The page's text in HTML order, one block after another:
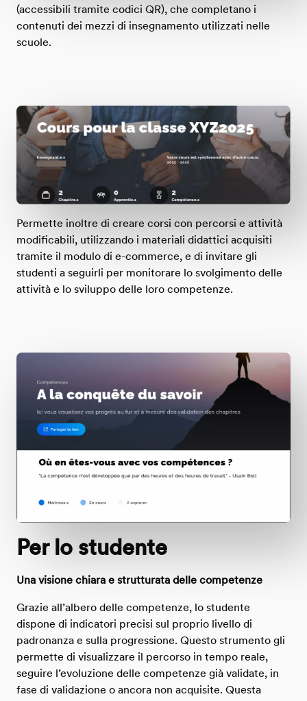
(accessibili tramite codici QR), che completano i
contenuti dei mezzi di insegnamento utilizzati nelle
scuole.
Permette inoltre di creare corsi con percorsi e attività
modificabili, utilizzando i materiali didattici acquisiti
tramite il modulo di e-commerce, e di invitare gli
studenti a seguirli per monitorare lo svolgimento delle
attività e lo sviluppo delle loro competenze.
Per lo studente
Una visione chiara e strutturata delle competenze
Grazie all’albero delle competenze, lo studente
dispone di indicatori precisi sul proprio livello di
padronanza e sulla progressione. Questo strumento gli
permette di visualizzare il percorso in tempo reale,
seguire l’evoluzione delle competenze già validate, in
fase di validazione o ancora non acquisite. Questa